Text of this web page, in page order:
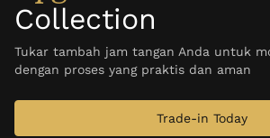
Collection
Tukar tambah jam tangan Anda untuk
dengan proses yang praktis dan aman
Trade-in Today